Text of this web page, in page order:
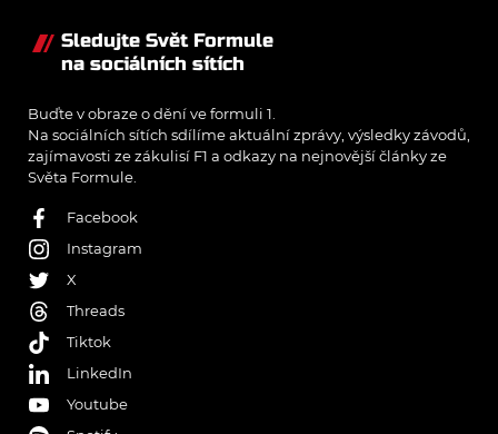
Sledujte Svět Formule
na sociálních sítích
Buďte v obraze o dění ve formuli 1.
Na sociálních sítích sdílíme aktuální zprávy, výsledky závodů,
zajímavosti ze zákulisí F1 a odkazy na nejnovější články ze
Světa Formule.
Facebook
Instagram
X
Threads
Tiktok
LinkedIn
Youtube